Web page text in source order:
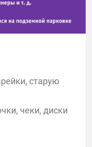
старую
чеки, диски